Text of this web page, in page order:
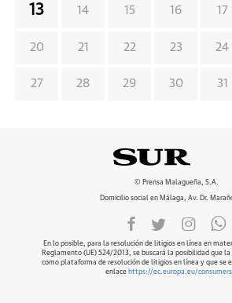
13 14 15 16 17
20 21 22 23 24
27 28 29 30 31
© Prensa Malagueña, S.A.
Domicilio social en Málaga, Av. Dr.
En lo posible, para la resolución de litigios en línea en
Reglamento (UE) 524/2013, se buscará la posibilidad que la
como plataforma de resolución de litigios en línea y que se
enlace https://ec.europa.eu/